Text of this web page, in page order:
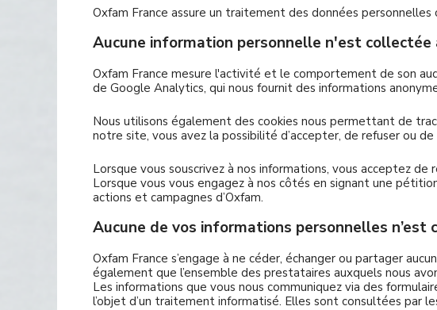
Oxfam France assure un traitement des données
Aucune information personnelle n'est collectée
Oxfam France mesure l'activité et le comportement de son
de Google Analytics, qui nous fournit des informations
Nous utilisons également des cookies nous permettant de
notre site, vous avez la possibilité d’accepter, de refuser ou
Lorsque vous souscrivez à nos informations, vous acceptez de
Lorsque vous vous engagez à nos côtés en signant une
actions et campagnes d’Oxfam.
Aucune de vos informations personnelles n’est
Oxfam France s’engage à ne céder, échanger ou partager
également que l’ensemble des prestataires auxquels nous
Les informations que vous nous communiquez via des
l’objet d’un traitement informatisé. Elles sont consultées par